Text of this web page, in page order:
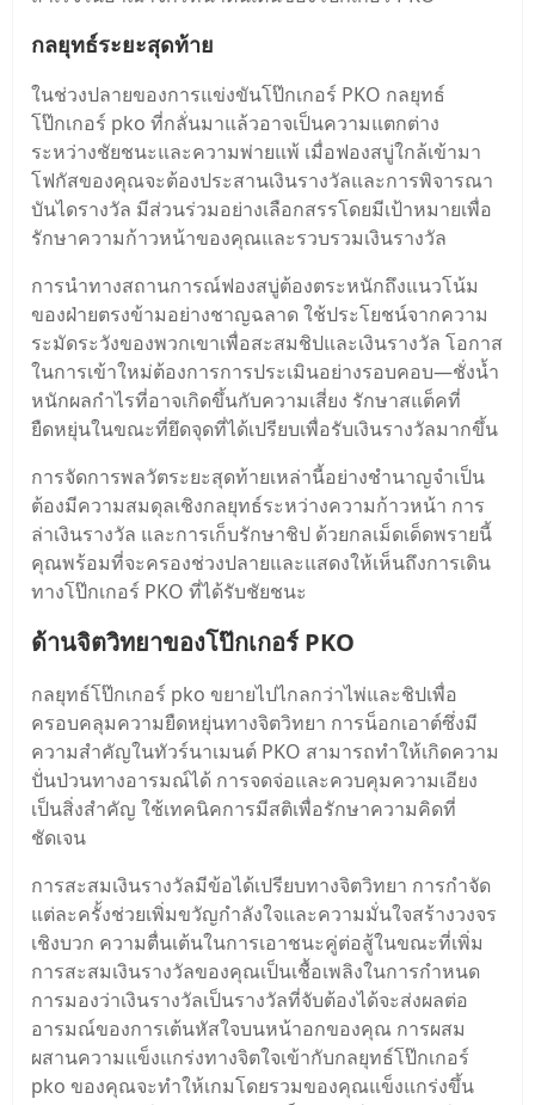
กลยุทธ์ระยะสุดท้าย
ในช่วงปลายของการแข่งขันโป๊กเกอร์ PKO กลยุทธ์
โป๊กเกอร์ pko ที่กลั่นมาแล้วอาจเป็นความแตกต่าง
ระหว่างชัยชนะและความพ่ายแพ้ เมื่อฟองสบู่ใกล้เข้ามา
โฟกัสของคุณจะต้องประสานเงินรางวัลและการพิจารณา
บันไดรางวัล มีส่วนร่วมอย่างเลือกสรรโดยมีเป้าหมายเพื่อ
รักษาความก้าวหน้าของคุณและรวบรวมเงินรางวัล
การนําทางสถานการณ์ฟองสบู่ต้องตระหนักถึงแนวโน้ม
ของฝ่ายตรงข้ามอย่างชาญฉลาด ใช้ประโยชน์จากความ
ระมัดระวังของพวกเขาเพื่อสะสมชิปและเงินรางวัล โอกาส
ในการเข้าใหม่ต้องการการประเมินอย่างรอบคอบ—ชั่งน้ำ
หนักผลกําไรที่อาจเกิดขึ้นกับความเสี่ยง รักษาสแต็คที่
ยืดหยุ่นในขณะที่ยึดจุดที่ได้เปรียบเพื่อรับเงินรางวัลมากขึ้น
การจัดการพลวัตระยะสุดท้ายเหล่านี้อย่างชํานาญจําเป็น
ต้องมีความสมดุลเชิงกลยุทธ์ระหว่างความก้าวหน้า การ
ล่าเงินรางวัล และการเก็บรักษาชิป ด้วยกลเม็ดเด็ดพรายนี้
คุณพร้อมที่จะครองช่วงปลายและแสดงให้เห็นถึงการเดิน
ทางโป๊กเกอร์ PKO ที่ได้รับชัยชนะ
ด้านจิตวิทยาของโป๊กเกอร์ PKO
กลยุทธ์โป๊กเกอร์ pko ขยายไปไกลกว่าไพ่และชิปเพื่อ
ครอบคลุมความยืดหยุ่นทางจิตวิทยา การน็อกเอาต์ซึ่งมี
ความสําคัญในทัวร์นาเมนต์ PKO สามารถทําให้เกิดความ
ปั่นป่วนทางอารมณ์ได้ การจดจ่อและควบคุมความเอียง
เป็นสิ่งสําคัญ ใช้เทคนิคการมีสติเพื่อรักษาความคิดที่
ชัดเจน
การสะสมเงินรางวัลมีข้อได้เปรียบทางจิตวิทยา การกําจัด
แต่ละครั้งช่วยเพิ่มขวัญกําลังใจและความมั่นใจสร้างวงจร
เชิงบวก ความตื่นเต้นในการเอาชนะคู่ต่อสู้ในขณะที่เพิ่ม
การสะสมเงินรางวัลของคุณเป็นเชื้อเพลิงในการกําหนด
การมองว่าเงินรางวัลเป็นรางวัลที่จับต้องได้จะส่งผลต่อ
อารมณ์ของการเต้นหัสใจบนหน้าอกของคุณ การผสม
ผสานความแข็งแกร่งทางจิตใจเข้ากับกลยุทธ์โป๊กเกอร์
pko ของคุณจะทําให้เกมโดยรวมของคุณแข็งแกร่งขึ้น